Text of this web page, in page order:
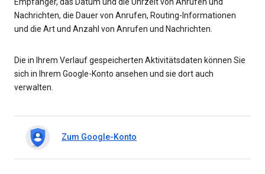
Empfänger, das Datum und die Uhrzeit von Anrufen und
Nachrichten, die Dauer von Anrufen, Routing-Informationen
und die Art und Anzahl von Anrufen und Nachrichten.
Die in Ihrem Verlauf gespeicherten Aktivitätsdaten können Sie
sich in Ihrem Google-Konto ansehen und sie dort auch
verwalten.
Zum Google-Konto